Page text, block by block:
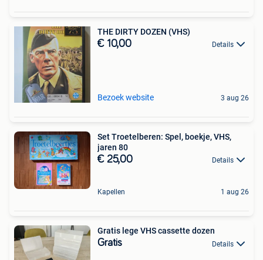
THE DIRTY DOZEN (VHS)
€ 10,00 Details
Bezoek website 3 aug 26
Set Troetelberen: Spel, boekje, VHS,
jaren 80
€ 25,00 Details
Kapellen 1 aug 26
Gratis lege VHS cassette dozen
Gratis Details